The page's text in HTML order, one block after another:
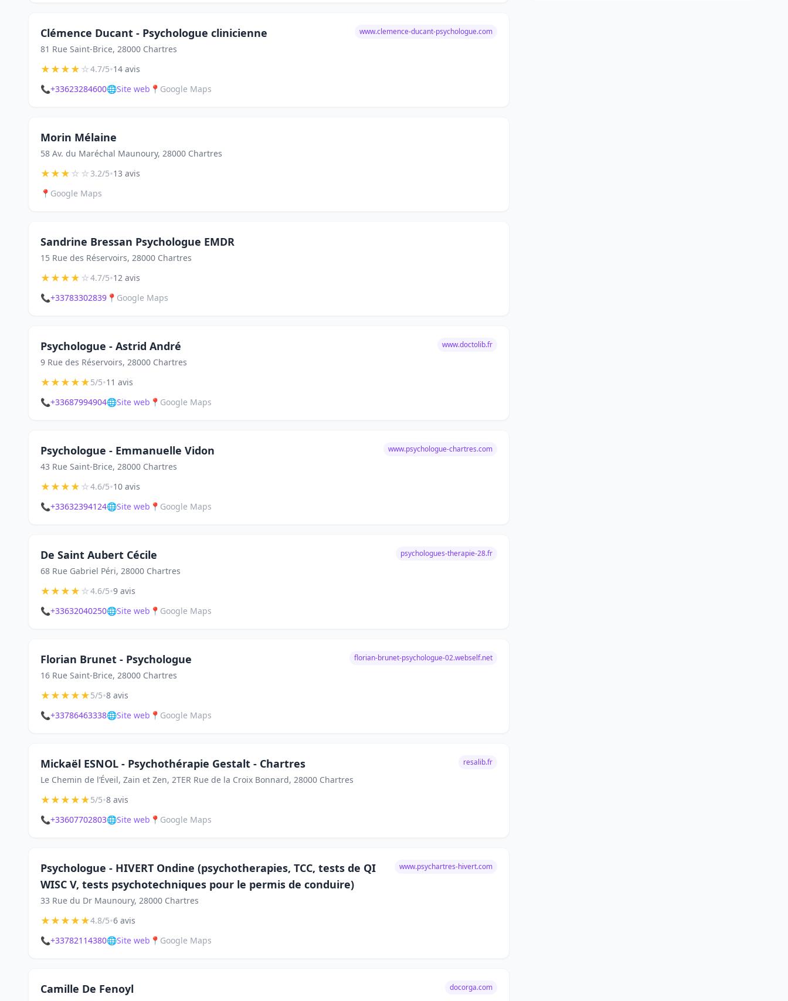
Clémence Ducant - Psychologue clinicienne
81 Rue Saint-Brice, 28000 Chartres
www.clemence-ducant-psychologue.com
★★★★☆4.7/5•14 avis
📞+33623284600🌐Site web 📍 Google Maps
Morin Mélaine
58 Av. du Maréchal Maunoury, 28000 Chartres
★★★☆☆3.2/5•13 avis
📍 Google Maps
Sandrine Bressan Psychologue EMDR
15 Rue des Réservoirs, 28000 Chartres
★★★★☆4.7/5•12 avis
📞+33783302839 📍 Google Maps
Psychologue - Astrid André
9 Rue des Réservoirs, 28000 Chartres
www.doctolib.fr
★★★★★5/5•11 avis
📞+33687994904🌐Site web 📍 Google Maps
Psychologue - Emmanuelle Vidon
43 Rue Saint-Brice, 28000 Chartres
www.psychologue-chartres.com
★★★★☆4.6/5•10 avis
📞+33632394124🌐Site web 📍 Google Maps
De Saint Aubert Cécile
68 Rue Gabriel Péri, 28000 Chartres
psychologues-therapie-28.fr
★★★★☆4.6/5•9 avis
📞+33632040250🌐Site web 📍 Google Maps
Florian Brunet - Psychologue
16 Rue Saint-Brice, 28000 Chartres
florian-brunet-psychologue-02.webself.net
★★★★★5/5•8 avis
📞+33786463338🌐Site web 📍 Google Maps
Mickaël ESNOL - Psychothérapie Gestalt - Chartres
Le Chemin de l’Éveil, Zain et Zen, 2TER Rue de la Croix Bonnard, 28000 Chartres
resalib.fr
★★★★★5/5•8 avis
📞+33607702803🌐Site web 📍 Google Maps
Psychologue - HIVERT Ondine (psychotherapies, TCC, tests de QI
WISC V, tests psychotechniques pour le permis de conduire)
33 Rue du Dr Maunoury, 28000 Chartres
www.psychartres-hivert.com
★★★★★4.8/5•6 avis
📞+33782114380🌐Site web 📍 Google Maps
Camille De Fenoyl docorga.com